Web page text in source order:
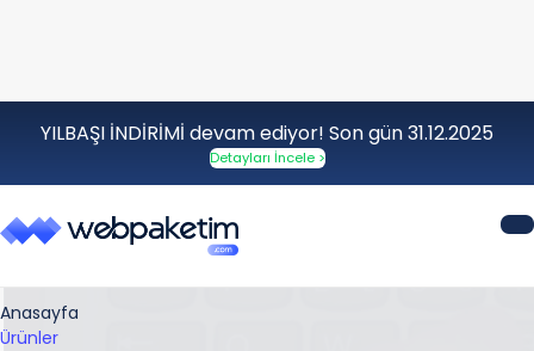
YILBAŞI İNDİRİMİ devam ediyor! Son gün 31.12.2025
Detayları İncele >
Anasayfa
Ürünler